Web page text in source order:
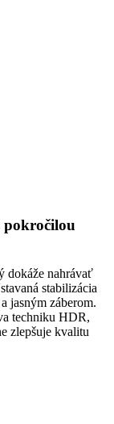
pokročilou
dokáže nahrávať
stabilizácia
jasným záberom.
techniku HDR,
zlepšuje kvalitu